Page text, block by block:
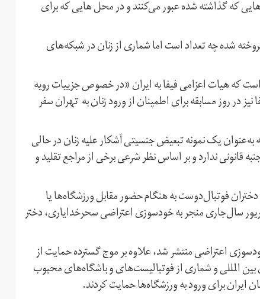
منتقل می‌شوند و از گیت‌هایی که گذاشته شده عبور می‌کنند و در محل هایی که برای
شده چه تعداد است اما شماری از زنان در شبکه‌های
است که هیات اعزامی فیفا به ایران «در خصوص جزییات رویه
در روز مسابقه برای اطمینان از ورود زنان به تهران سفر
یک نمونه تبعیض جنسیتی آشکار علیه زنان در حالی
ندارد و بر اساس نظر شرعی برخی از مراجع تقلید و
فوتبال‌دوست به هنگام حضور مقابل ورزشگاه‌ها یا
سال‌جاری منجر به خودسوزی اعتراضی سحرخدایاری، دختر
اعتراضی منتشر شد، علاوه بر موج گسترده حمایت از
بین المللی و شماری از فوتبالیست‌های و باشگاه‌های محبوب
ایران برای ورود به ورزشگاه‌ها حمایت کردند.